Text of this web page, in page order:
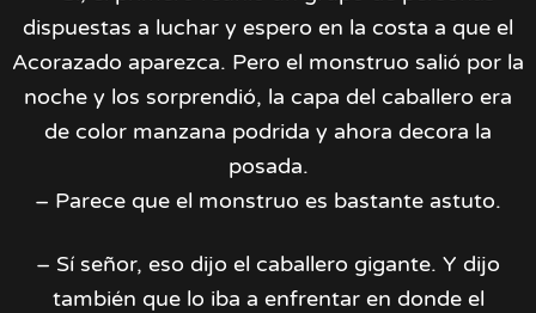
dispuestas a luchar y espero en la costa a que el
Acorazado aparezca. Pero el monstruo salió por la
noche y los sorprendió, la capa del caballero era
de color manzana podrida y ahora decora la
posada.
– Parece que el monstruo es bastante astuto.
– Sí señor, eso dijo el caballero gigante. Y dijo
también que lo iba a enfrentar en donde el